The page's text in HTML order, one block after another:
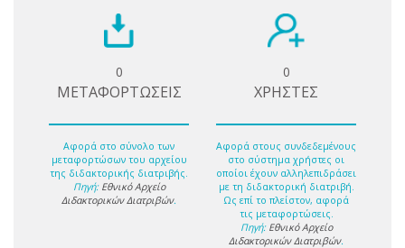
0
ΜΕΤΑΦΟΡΤΩΣΕΙΣ
Αφορά στο σύνολο των
μεταφορτώσων του αρχείου
της διδακτορικής διατριβής.
Πηγή: Εθνικό Αρχείο
Διδακτορικών Διατριβών.
0
ΧΡΗΣΤΕΣ
Αφορά στους συνδεδεμένους
στο σύστημα χρήστες οι
οποίοι έχουν αλληλεπιδράσει
με τη διδακτορική διατριβή.
Ως επί το πλείστον, αφορά
τις μεταφορτώσεις.
Πηγή: Εθνικό Αρχείο
Διδακτορικών Διατριβών.